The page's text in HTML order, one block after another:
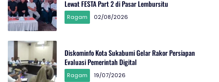
Lewat FESTA Part 2 di Pasar Lembursitu
Ragam 02/08/2026
Diskominfo Kota Sukabumi Gelar Rakor Persiapan
Evaluasi Pemerintah Digital
Ragam 19/07/2026